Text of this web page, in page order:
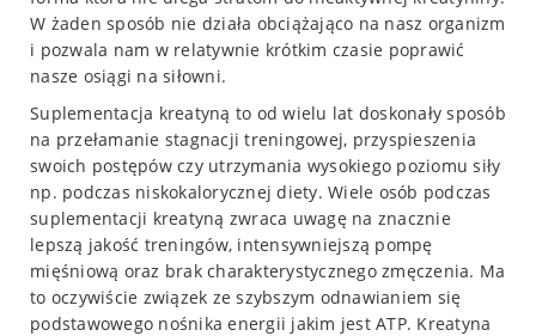
W żaden sposób nie działa obciążająco na nasz organizm
i pozwala nam w relatywnie krótkim czasie poprawić
nasze osiągi na siłowni.
Suplementacja kreatyną to od wielu lat doskonały sposób
na przełamanie stagnacji treningowej, przyspieszenia
swoich postępów czy utrzymania wysokiego poziomu siły
np. podczas niskokalorycznej diety. Wiele osób podczas
suplementacji kreatyną zwraca uwagę na znacznie
lepszą jakość treningów, intensywniejszą pompę
mięśniową oraz brak charakterystycznego zmęczenia. Ma
to oczywiście związek ze szybszym odnawianiem się
podstawowego nośnika energii jakim jest ATP. Kreatyna